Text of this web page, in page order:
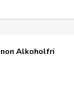
Alkoholfri